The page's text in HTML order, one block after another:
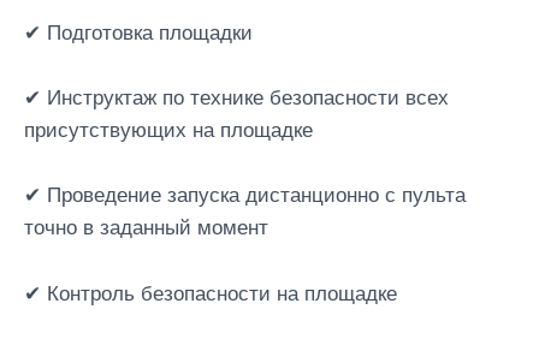
✔ Подготовка площадки
✔ Инструктаж по технике безопасности всех
присутствующих на площадке
✔ Проведение запуска дистанционно с пульта
точно в заданный момент
✔ Контроль безопасности на площадке